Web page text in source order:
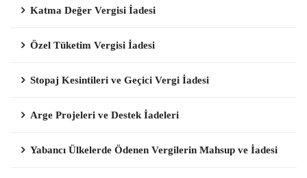
Katma Değer Vergisi İadesi
Özel Tüketim Vergisi İadesi
Stopaj Kesintileri ve Geçici Vergi İadesi
Arge Projeleri ve Destek İadeleri
Yabancı Ülkelerde Ödenen Vergilerin Mahsup ve İadesi